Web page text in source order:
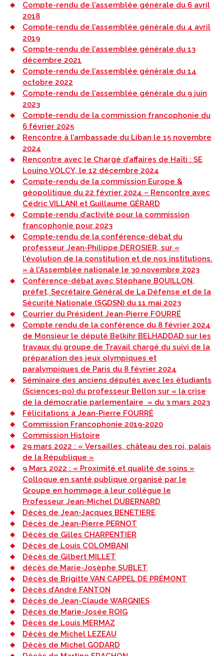
Compte-rendu de l’assemblée générale du 6 avril
2018
Compte-rendu de l’assemblée générale du 4 avril
2019
Compte-rendu de l’assemblée générale du 13
décembre 2021
Compte-rendu de l’assemblée générale du 14
octobre 2022
Compte-rendu de l’assemblée générale du 9 juin
2023
Compte-rendu de la commission francophonie du
6 février 2025
Rencontre à l’ambassade du Liban le 15 novembre
2024
Rencontre avec le Chargé d’affaires de Haïti : SE
Louino VOLCY, le 12 décembre 2024
Compte-rendu de la commission Europe &
géopolitique du 22 février 2024 – Rencontre avec
Cédric VILLANI et Guillaume GÉRARD
Compte-rendu d’activité pour la commission
francophonie pour 2023
Compte-rendu de la conférence-débat du
professeur Jean-Philippe DEROSIER, sur «
l’évolution de la constitution et de nos institutions.
» à l’Assemblée nationale le 30 novembre 2023
Conférence-débat avec Stéphane BOUILLON,
préfet, Secrétaire Général de La Défense et de la
Sécurité Nationale (SGDSN) du 11 mai 2023
Courrier du Président Jean-Pierre FOURRÉ
Compte rendu de la conférence du 8 février 2024
de Monsieur le député Belkihr BELHADDAD sur les
travaux du groupe de Travail chargé du suivi de la
préparation des jeux olympiques et
paralympiques de Paris du 8 février 2024
Séminaire des anciens députés avec les étudiants
(Sciences-po) du professeur Bellon sur « la crise
de la démocratie parlementaire » du 3 mars 2023
Félicitations à Jean-Pierre FOURRÉ
Commission Francophonie 2019-2020
Commission Histoire
29 mars 2022 : « Versailles, château des roi, palais
de la République »
9 Mars 2022 : « Proximité et qualité de soins »
Colloque en santé publique organisé par le
Groupe en hommage à leur collègue le
Professeur Jean-Michel DUBERNARD
Décès de Jean-Jacques BENETIERE
Décès de Jean-Pierre PERNOT
Décès de Gilles CHARPENTIER
Décès de Louis COLOMBANI
Décès de Gilbert MILLET
décès de Marie-Josèphe SUBLET
Décès de Brigitte VAN CAPPEL DE PRÉMONT
Décès d’André FANTON
Décès de Jean-Claude WARGNIES
Décès de Marie-Josée ROIG
Décès de Louis MERMAZ
Décès de Michel LEZEAU
Décès de Michel GODARD